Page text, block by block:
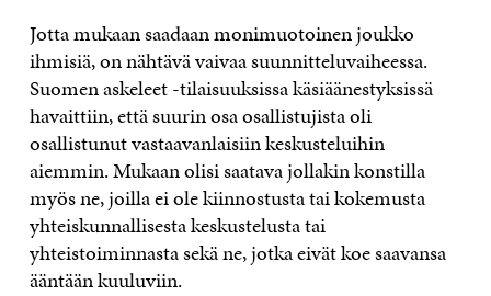
Jotta mukaan saadaan monimuotoinen joukko
ihmisiä, on nähtävä vaivaa suunnitteluvaiheessa.
Suomen askeleet -tilaisuuksissa käsiäänestyksissä
havaittiin, että suurin osa osallistujista oli
osallistunut vastaavanlaisiin keskusteluihin
aiemmin. Mukaan olisi saatava jollakin konstilla
myös ne, joilla ei ole kiinnostusta tai kokemusta
yhteiskunnallisesta keskustelusta tai
yhteistoiminnasta sekä ne, jotka eivät koe saavansa
ääntään kuuluviin.